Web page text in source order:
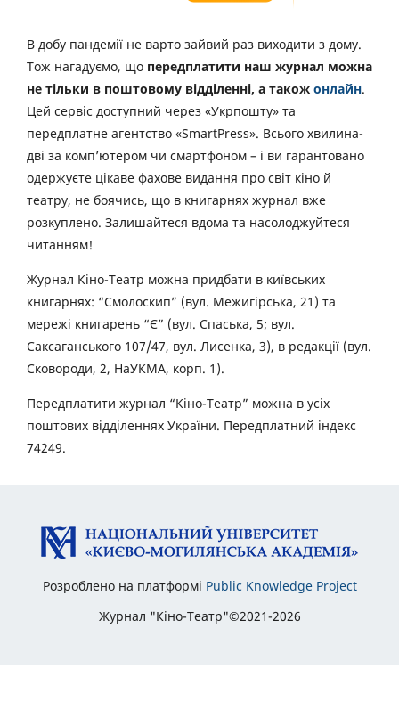
В добу пандемії не варто зайвий раз виходити з дому.
Тож нагадуємо, що передплатити наш журнал можна
не тільки в поштовому відділенні, а також онлайн.
Цей сервіс доступний через «Укрпошту» та
передплатне агентство «SmartPress». Всього хвилина-
дві за комп’ютером чи смартфоном – і ви гарантовано
одержуєте цікаве фахове видання про світ кіно й
театру, не боячись, що в книгарнях журнал вже
розкуплено. Залишайтеся вдома та насолоджуйтеся
читанням!
Журнал Кіно-Театр можна придбати в київських
книгарнях: “Смолоскип” (вул. Межигірська, 21) та
мережі книгарень “Є” (вул. Спаська, 5; вул.
Саксаганського 107/47, вул. Лисенка, 3), в редакції (вул.
Сковороди, 2, НаУКМА, корп. 1).
Передплатити журнал “Кіно-Театр” можна в усіх
поштових відділеннях України. Передплатний індекс
74249.
Розроблено на платформі Public Knowledge Project
Журнал "Кіно-Театр"©2021-2026